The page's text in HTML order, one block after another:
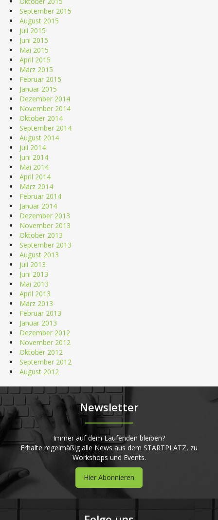
September 2015
August 2015
Juli 2015
Juni 2015
Mai 2015
April 2015
März 2015
Februar 2015
Januar 2015
Dezember 2014
November 2014
Oktober 2014
September 2014
August 2014
Juli 2014
Juni 2014
Mai 2014
April 2014
März 2014
Februar 2014
Januar 2014
Dezember 2013
November 2013
Oktober 2013
September 2013
August 2013
Juli 2013
Juni 2013
Mai 2013
April 2013
März 2013
Februar 2013
Januar 2013
Dezember 2012
November 2012
Oktober 2012
September 2012
August 2012
Newsletter
Immer auf dem Laufenden bleiben?
Erhalte regelmäßig alle News aus dem STARTPLATZ, zu
Workshops und Events.
Hier Abonnieren